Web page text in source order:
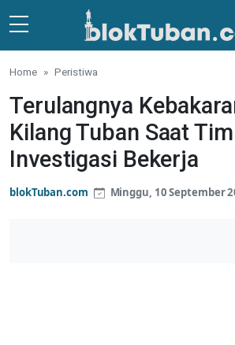
Skip to main content
Home Peristiwa
Terulangnya
Kilang Tuban Saat Tim
Investigasi Bekerja
blokTuban.com Minggu, 10 September